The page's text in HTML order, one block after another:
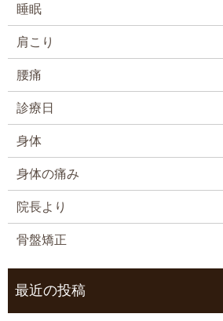
睡眠
肩こり
腰痛
診療日
身体
身体の痛み
院長より
骨盤矯正
最近の投稿